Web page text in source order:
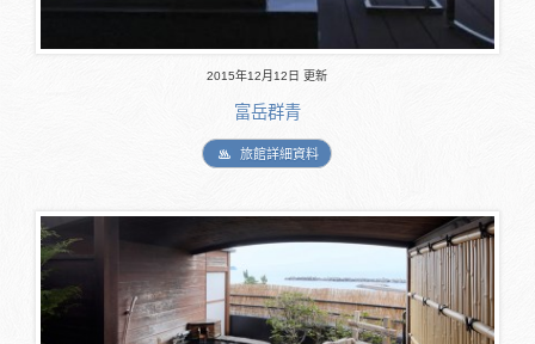
2015年12月12日 更新
富岳群青
旅館詳細資料